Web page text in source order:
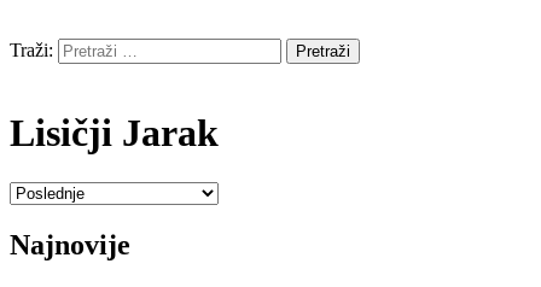
Traži:
Pretraži
Lisičji Jarak
Najnovije